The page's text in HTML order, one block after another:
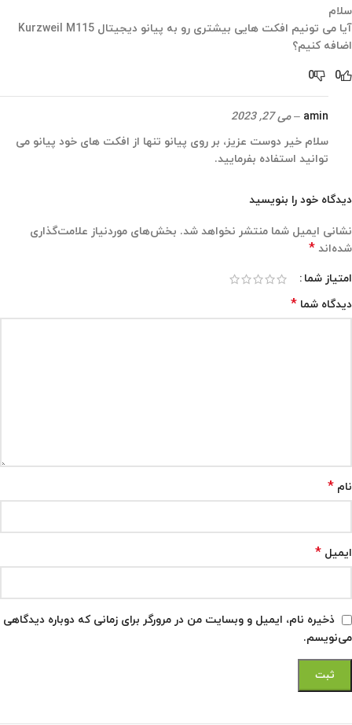
سلام
آیا می تونیم افکت هایی بیشتری رو به پیانو دیجیتال Kurzweil M115
اضافه کنیم؟
0
0
amin
– می 27, 2023
سلام خیر دوست عزیز، بر روی پیانو تنها از افکت های خود پیانو می
توانید استفاده بفرمایید.
دیدگاه خود را بنویسید
نشانی ایمیل شما منتشر نخواهد شد. بخش‌های موردنیاز علامت‌گذاری
شده‌اند *
امتیاز شما
دیدگاه شما *
نام *
ایمیل *
ذخیره نام، ایمیل و وبسایت من در مرورگر برای زمانی که دوباره دیدگاهی
می‌نویسم.